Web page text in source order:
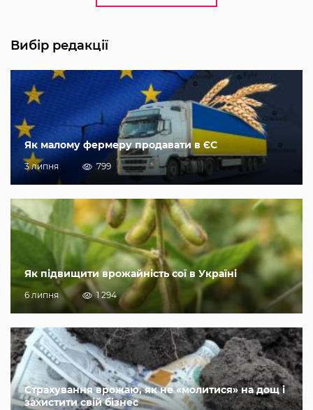
Вибір редакції
Як малому фермеру продавати в ЄС
3 липня 799
Як підвищити врожайність сої в Україні
6 липня 1 294
Страхування врожаю, як не «молитися» на дощ і
захистити свій бізнес